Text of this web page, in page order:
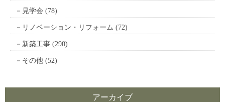
見学会 (78)
リノベーション・リフォーム (72)
新築工事 (290)
その他 (52)
アーカイブ